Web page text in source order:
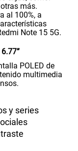
178gr
más.
al 100%, a
Note 15 5G.
POLED de
multimedia
y series